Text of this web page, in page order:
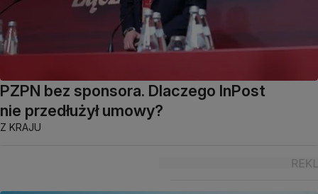
PZPN bez sponsora. Dlaczego InPost
nie przedłużył umowy?
Z KRAJU